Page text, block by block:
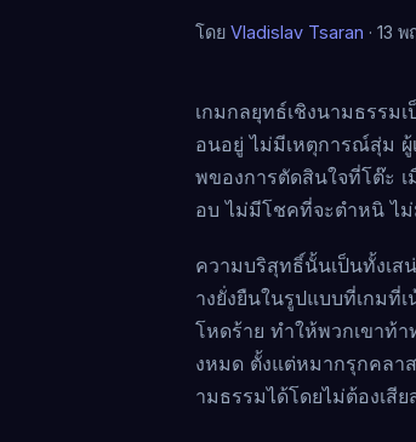
โดย Vladislav Tsaran · 13
เกมกลยุทธ์เชิงนามธรรม
อนอยู่ ไม่มีเหตุการณ์สุ่ม
พของการตัดสินใจที่โต๊ะ
อบ ไม่มีโชคที่จะตำหนิ ไ
ความบริสุทธิ์นั้นเป็นทั้งเส
างยั่งยืนในรูปแบบที่เกมที่
โหดร้าย ทำให้พวกเขาท้
งหมด ตั้งแต่หมากรุกคลา
ามธรรมได้โดยไม่ต้องเสี